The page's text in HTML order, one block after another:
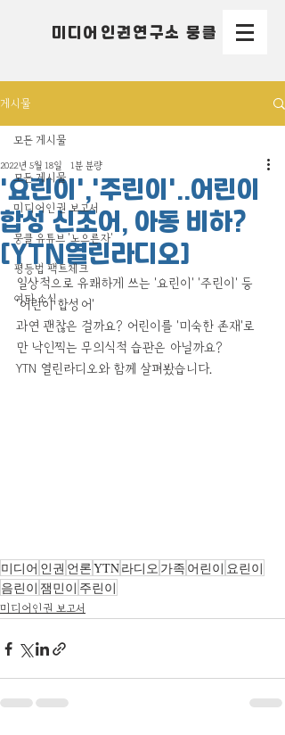
미디어인권연구소 뭉클
게시물
모든 게시물
미디어인권 보고서
뭉클 유튜브 '노으른자'
평등법 팩트체크
여타 소식
모든 게시물
'요린이','주린이'..어린이
합성 신조어, 아동 비하?
[YTN열린라디오]
2022년 5월 18일 1분 분량
일상적으로 유쾌하게 쓰는 '요린이' '주린이' 등
'어린이 합성어'
과연 괜찮은 걸까요? 어린이를 '미숙한 존재'로
만 낙인찍는 무의식적 습관은 아닐까요?
YTN 열린라디오와 함께 살펴봤습니다.
미디어 인권 언론YTN라디오 가족 어린이 요린이
음린이 잼민이 주린이
미디어인권 보고서